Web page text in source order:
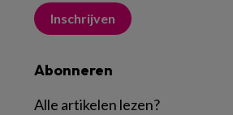
Inschrijven
Abonneren
Alle artikelen lezen?